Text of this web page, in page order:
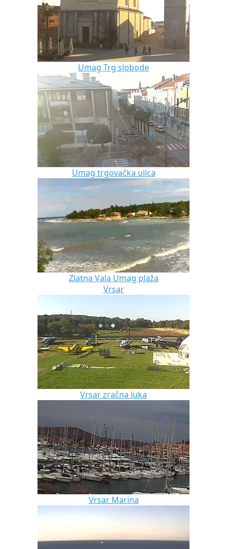
Umag Trg slobode
Umag trgovačka ulica
Zlatna Vala Umag plaža
Vrsar
Vrsar zračna luka
Vrsar Marina